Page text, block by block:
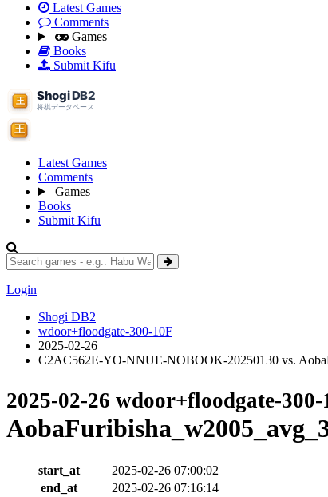
Latest Games
Comments
Games
Books
Submit Kifu
Latest Games
Comments
Games
Books
Submit Kifu
Login
Shogi DB2
wdoor+floodgate-300-10F
2025-02-26
C2AC562E-YO-NNUE-NOBOOK-20250130 vs.
2025-02-26 wdoor+floodgate-300-
start_at
2025-02-26 07:00:02
end_at
2025-02-26 07:16:14